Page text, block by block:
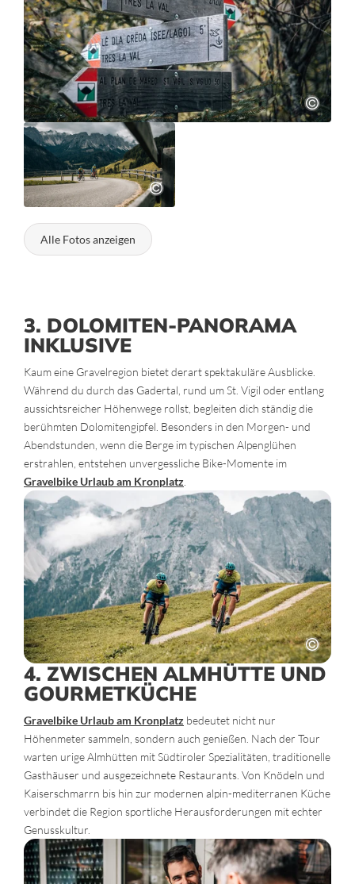
Alle Fotos anzeigen
3. DOLOMITEN-PANORAMA
INKLUSIVE
Kaum eine Gravelregion bietet derart spektakuläre Ausblicke.
Während du durch das Gadertal, rund um St. Vigil oder entlang
aussichtsreicher Höhenwege rollst, begleiten dich ständig die
berühmten Dolomitengipfel. Besonders in den Morgen- und
Abendstunden, wenn die Berge im typischen Alpenglühen
erstrahlen, entstehen unvergessliche Bike-Momente im
Gravelbike Urlaub am Kronplatz
4. ZWISCHEN ALMHÜTTE UND
GOURMETKÜCHE
Gravelbike Urlaub am Kronplatz bedeutet nicht nur
Höhenmeter sammeln, sondern auch genießen. Nach der Tour
warten urige Almhütten mit Südtiroler Spezialitäten, traditionelle
Gasthäuser und ausgezeichnete Restaurants. Von Knödeln und
Kaiserschmarrn bis hin zur modernen alpin-mediterranen Küche
verbindet die Region sportliche Herausforderungen mit echter
Genusskultur.